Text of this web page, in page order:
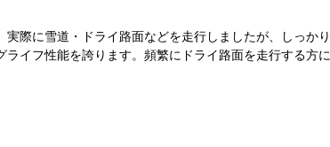
際に雪道・ドライ路面などを走行しましたが、しっかり
イフ性能を誇ります。頻繁にドライ路面を走行する方に